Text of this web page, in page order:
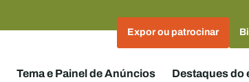
Expor ou patrocinar
Tema e Painel de Anúncios Destaques do